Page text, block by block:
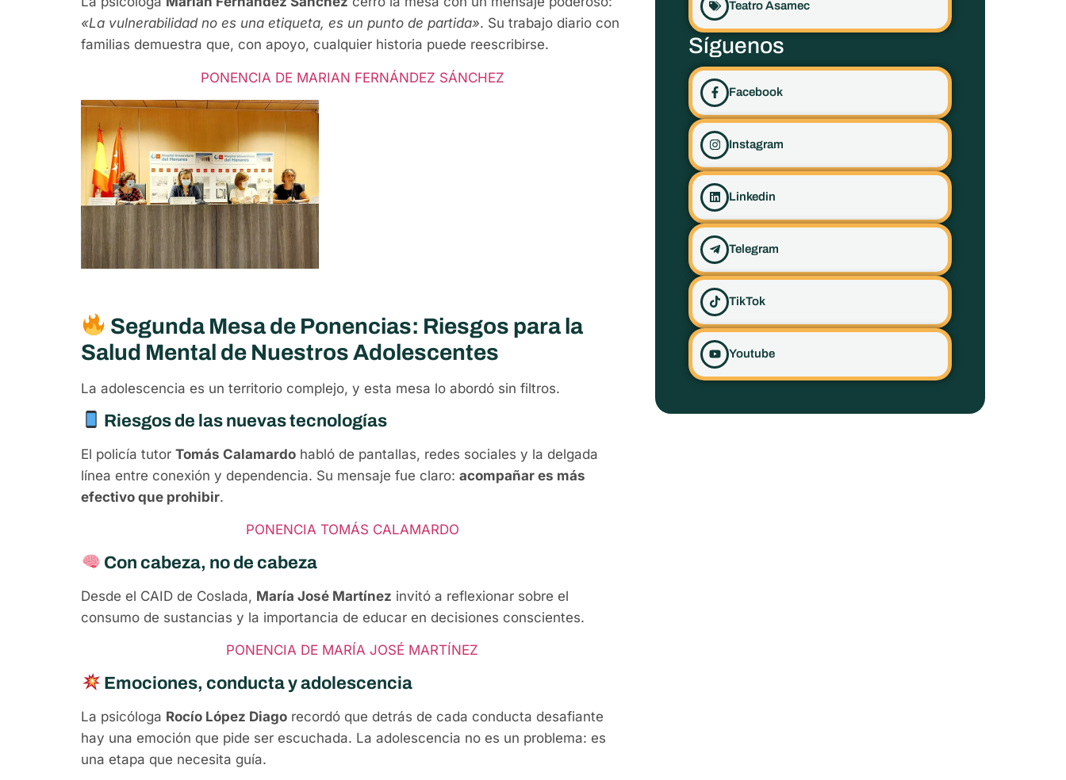
«La vulnerabilidad no es una etiqueta, es un punto de partida». Su trabajo diario con
familias demuestra que, con apoyo, cualquier historia puede reescribirse.
PONENCIA DE MARIAN FERNÁNDEZ SÁNCHEZ
Segunda Mesa de Ponencias: Riesgos para la
Salud Mental de Nuestros Adolescentes
La adolescencia es un territorio complejo, y esta mesa lo abordó sin filtros.
Riesgos de las nuevas tecnologías
El policía tutor Tomás Calamardo habló de pantallas, redes sociales y la delgada
línea entre conexión y dependencia. Su mensaje fue claro: acompañar es más
efectivo que prohibir.
PONENCIA TOMÁS CALAMARDO
Con cabeza, no de cabeza
Desde el CAID de Coslada, María José Martínez invitó a reflexionar sobre el
consumo de sustancias y la importancia de educar en decisiones conscientes.
PONENCIA DE MARÍA JOSÉ MARTÍNEZ
Emociones, conducta y adolescencia
La psicóloga Rocío López Diago recordó que detrás de cada conducta desafiante
hay una emoción que pide ser escuchada. La adolescencia no es un problema: es
una etapa que necesita guía.
Teatro Asamec
Síguenos
Facebook
Instagram
Linkedin
Telegram
TikTok
Youtube